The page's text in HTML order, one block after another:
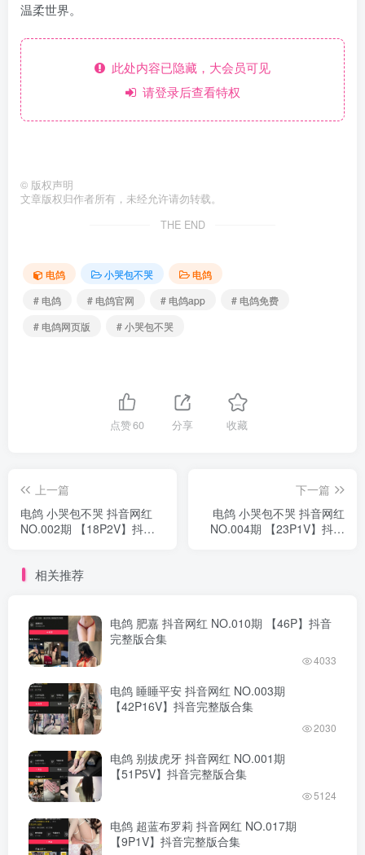
温柔世界。
此处内容已隐藏，大会员可见
请登录后查看特权
© 版权声明
文章版权归作者所有，未经允许请勿转载。
THE END
电鸽 小哭包不哭
电鸽
# 电鸽
# 电鸽官网 # 电鸽app
# 电鸽免费
# 电鸽网页版
# 小哭包不哭
点赞60 分享 收藏
上一篇
电鸽 小哭包不哭 抖音网红
NO.002期 【18P2V】抖音
下一篇
电鸽 小哭包不哭 抖音网红
NO.004期 【23P1V】抖音
相关推荐
电鸽 肥嘉 抖音网红 NO.010期 【46P】抖音
完整版合集
4033
电鸽 睡睡平安 抖音网红 NO.003期
【42P16V】抖音完整版合集
2030
电鸽 别拔虎牙 抖音网红 NO.001期
【51P5V】抖音完整版合集
5124
电鸽 超蓝布罗莉 抖音网红 NO.017期
【9P1V】抖音完整版合集